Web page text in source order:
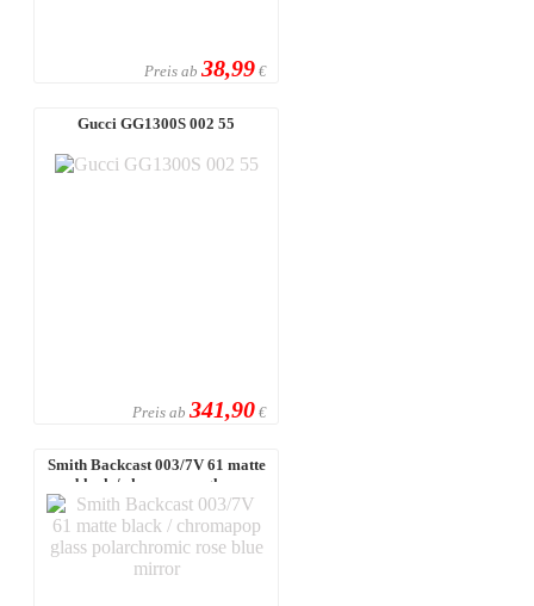
Preis ab 38,99 €
Gucci GG1300S 002 55
Preis ab 341,90 €
Smith Backcast 003/7V 61 matte
black / chromapop glass
polarchro ...